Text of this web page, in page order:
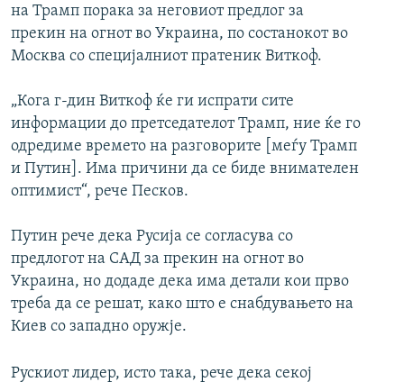
на Трамп порака за неговиот предлог за
прекин на огнот во Украина, по состанокот во
Москва со специјалниот пратеник Виткоф.
„Кога г-дин Виткоф ќе ги испрати сите
информации до претседателот Трамп, ние ќе го
одредиме времето на разговорите [меѓу Трамп
и Путин]. Има причини да се биде внимателен
оптимист“, рече Песков.
Путин рече дека Русија се согласува со
предлогот на САД за прекин на огнот во
Украина, но додаде дека има детали кои прво
треба да се решат, како што е снабдувањето на
Киев со западно оружје.
Рускиот лидер, исто така, рече дека секој